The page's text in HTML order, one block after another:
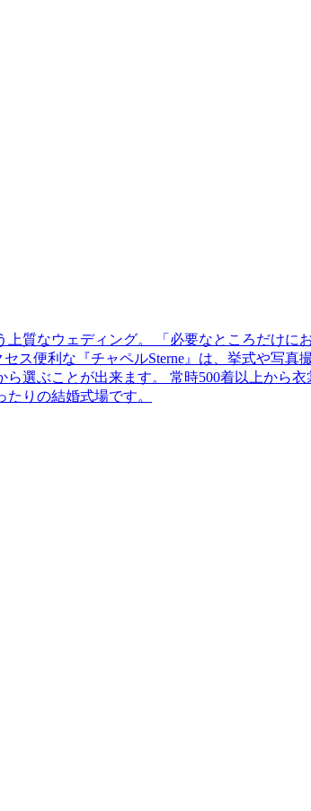
質なウェディング。 「必要なところだけに
便利な『チャペルSterne』は、挙式や写真
選ぶことが出来ます。 常時500着以上から
りの結婚式場です。